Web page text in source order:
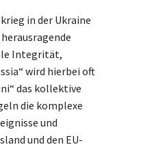
in der Ukraine
Integrität,
wird hierbei oft
das kollektive
die komplexe
und
und den EU-